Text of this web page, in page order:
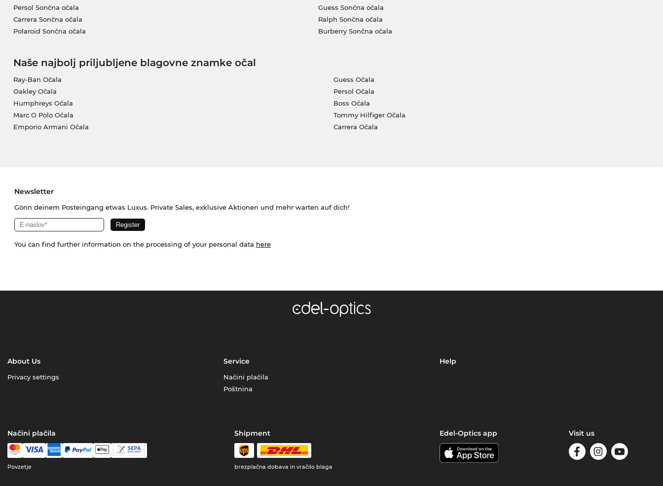
Persol Sončna očala
Carrera Sončna očala
Polaroid Sončna očala
Guess Sončna očala
Ralph Sončna očala
Burberry Sončna očala
Naše najbolj priljubljene blagovne znamke očal
Ray-Ban Očala
Oakley Očala
Humphreys Očala
Marc O Polo Očala
Emporio Armani Očala
Guess Očala
Persol Očala
Boss Očala
Tommy Hilfiger Očala
Carrera Očala
Newsletter
Gönn deinem Posteingang etwas Luxus. Private Sales, exklusive Aktionen und mehr warten auf dich!
You can find further information on the processing of your personal data here
About Us
Privacy settings
Service
Načini plačila
Poštnina
Help
Načini plačila
Povzetje
Shipment
brezplačna dobava in vračilo blaga
Edel-Optics app Visit us